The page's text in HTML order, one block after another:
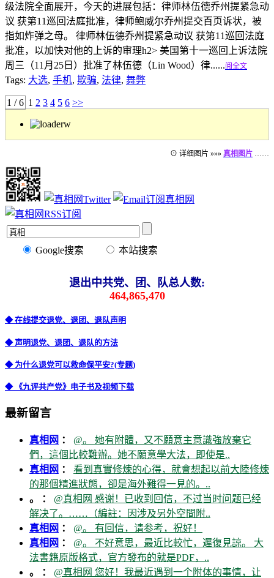
级法院全面展开，今天的进展包括：律师林伍德乔州提紧急动
议 获第11巡回法庭批准，律师鲍威尔乔州提交百页诉状，被
指如炸弹之母。 律师林伍德乔州提紧急动议 获第11巡回法庭
批准，以加快对他的上诉的审理h2> 美国第十一巡回上诉法院
周三（11月25日）批准了林伍德（Lin Wood）律......阅全文
Tags: 大选, 手机, 欺骗, 法律, 舞弊
1 / 6 1 2 3 4 5 6 >>
⊙ 详细图片 »»» 真相图片 ……
Google搜索 本站搜索
退出中共党、团、队总人数:
464,865,470
◆ 在线提交退党、退团、退队声明
◆ 声明退党、退团、退队的方法
◆ 为什么退党可以救命保平安?(专题)
◆ 《九评共产党》电子书及视频下载
最新留言
真相网 ： @。 她有附體，又不願意主意識強放棄它
們，這個比較難辦。她不願意學大法，即使是..
真相网 ： 看到真實修煉的心得，就會想起以前大陸修煉
的那個精進狀態，卻是海外難得一見的。..
。 ： @真相网 感谢！已收到回信，不过当时问题已经
解决了。……（編註：因涉及另外空間附..
真相网 ： @。 有回信，请参考，祝好！
真相网 ： @。 不好意思，最近比較忙，遲復見諒。 大
法書籍原版格式，官方發布的就是PDF，..
。 ： @真相网 您好！我最近遇到一个附体的事情，让